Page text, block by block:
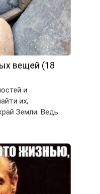
вещей (18
и
их,
Земли. Ведь